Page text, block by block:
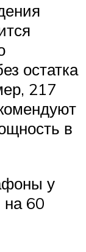
остатка
217
в
у
на 60